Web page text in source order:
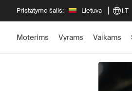
Pristatymo šalis: Lietuva LT
Moterims Vyrams Vaikams